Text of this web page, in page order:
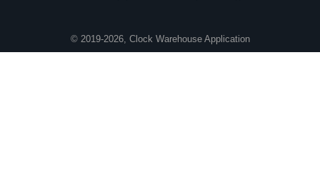
© 2019-2026, Clock Warehouse Application